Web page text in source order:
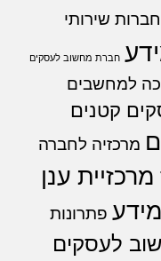
חברות שירותי
חברת מחשוב לעסקים
למחשבים
קטנים
מרכזיה לחברה
מרכזיית ענן
פתרונות
לעסקים